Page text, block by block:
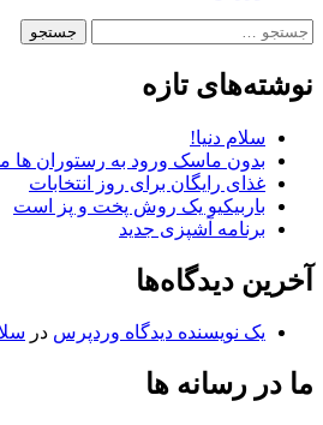
جستجو
نوشته‌های تازه
سلام دنیا!
بدون ماسک ورود به رستوران ها
غذای رایگان برای روز انتخابات
باربیکیو یک روش پخت و پز است
برنامه آشپزی جدید
آخرین دیدگاه‌ها
یک نویسنده دیدگاه وردپرس در
ما در رسانه ها